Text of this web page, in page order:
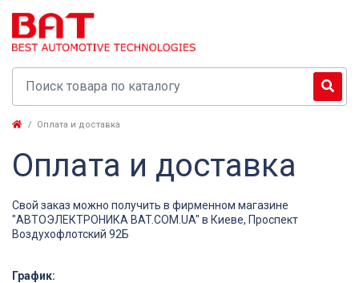
Оплата и доставка
Оплата и доставка
Свой заказ можно получить в фирменном магазине
"АВТОЭЛЕКТРОНИКА BAT.COM.UA" в Киеве, Проспект
Воздухофлотский 92Б
График: